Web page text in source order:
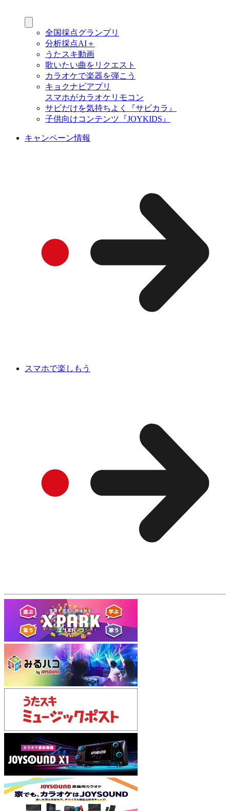
全国採点グランプリ
分析採点AI＋
うたスキ動画
歌いたい曲をリクエスト
カラオケで楽器を弾こう
キョクナビアプリ
スマホがカラオケリモコン
サビだけを気持ちよく『サビカラ』
子供向けコンテンツ『JOYKIDS』
キャンペーン情報
スマホで楽しもう